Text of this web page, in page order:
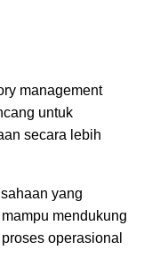
management
untuk
secara lebih
yang
mendukung
operasional